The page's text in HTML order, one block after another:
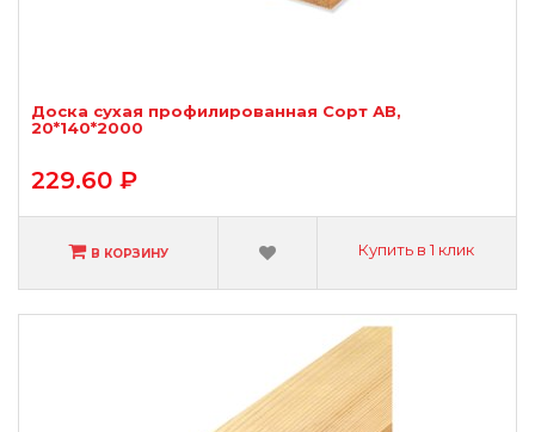
Доска сухая профилированная Сорт АВ,
20*140*2000
229.60 ₽
В КОРЗИНУ Купить в 1 клик